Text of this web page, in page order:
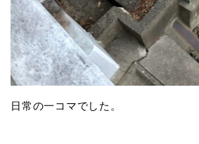
日常の一コマでした。